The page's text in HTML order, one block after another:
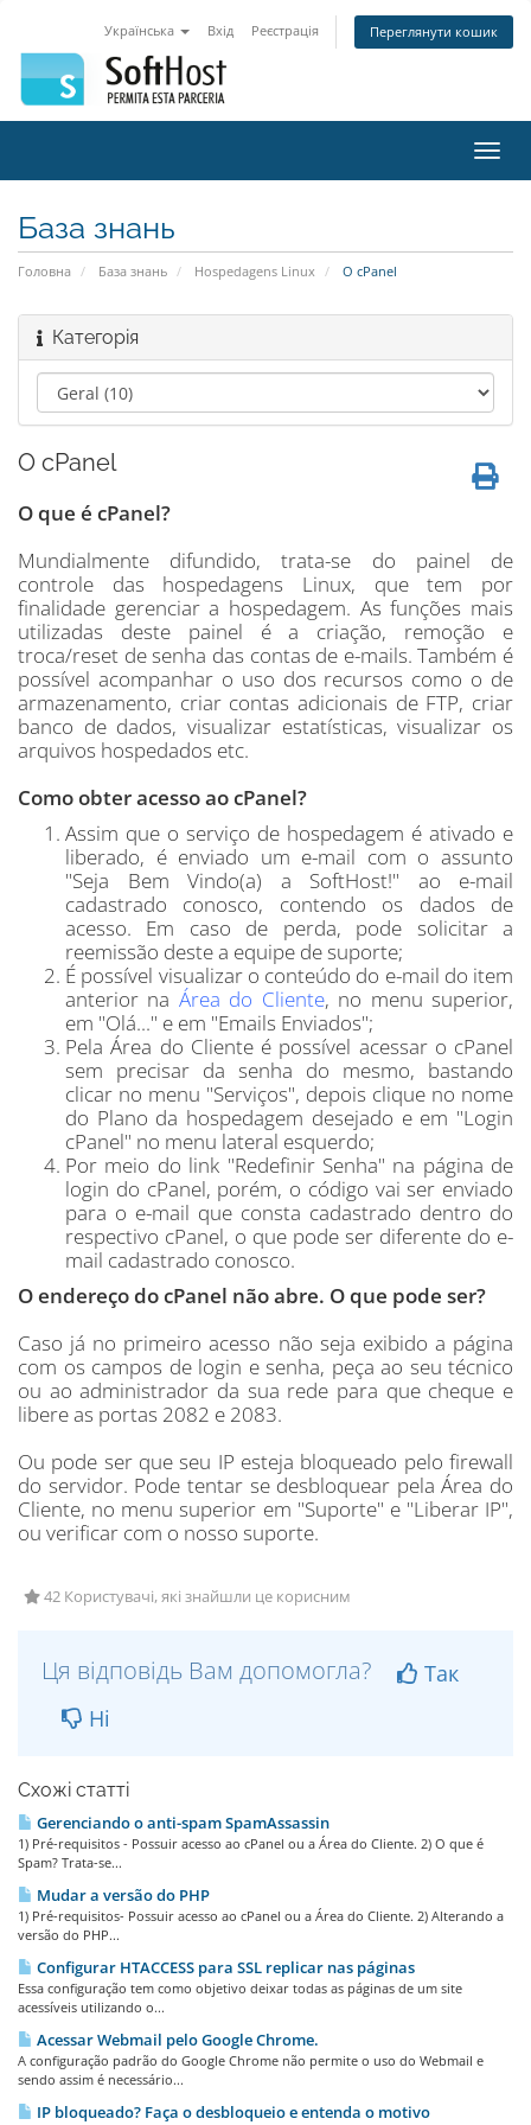
Українська Вхід Реєстрація Переглянути кошик
База знань
Головна База знань Hospedagens Linux O cPanel
Категорія
O cPanel
O que é cPanel?
Mundialmente difundido, trata-se do painel de
controle das hospedagens Linux, que tem por
finalidade gerenciar a hospedagem. As funções mais
utilizadas deste painel é a criação, remoção e
troca/reset de senha das contas de e-mails. Também é
possível acompanhar o uso dos recursos como o de
armazenamento, criar contas adicionais de FTP, criar
banco de dados, visualizar estatísticas, visualizar os
arquivos hospedados etc.
Como obter acesso ao cPanel?
Assim que o serviço de hospedagem é ativado e
liberado, é enviado um e-mail com o assunto
"Seja Bem Vindo(a) a SoftHost!" ao e-mail
cadastrado conosco, contendo os dados de
acesso. Em caso de perda, pode solicitar a
reemissão deste a equipe de suporte;
É possível visualizar o conteúdo do e-mail do item
anterior na Área do Cliente, no menu superior,
em "Olá..." e em "Emails Enviados";
Pela Área do Cliente é possível acessar o cPanel
sem precisar da senha do mesmo, bastando
clicar no menu "Serviços", depois clique no nome
do Plano da hospedagem desejado e em "Login
cPanel" no menu lateral esquerdo;
Por meio do link "Redefinir Senha" na página de
login do cPanel, porém, o código vai ser enviado
para o e-mail que consta cadastrado dentro do
respectivo cPanel, o que pode ser diferente do e-
mail cadastrado conosco.
O endereço do cPanel não abre. O que pode ser?
Caso já no primeiro acesso não seja exibido a página
com os campos de login e senha, peça ao seu técnico
ou ao administrador da sua rede para que cheque e
libere as portas 2082 e 2083.
Ou pode ser que seu IP esteja bloqueado pelo firewall
do servidor. Pode tentar se desbloquear pela Área do
Cliente, no menu superior em "Suporte" e "Liberar IP",
ou verificar com o nosso suporte.
42 Користувачі, які знайшли це корисним
Ця відповідь Вам допомогла?
Так
Ні
Схожі статті
Gerenciando o anti-spam SpamAssassin
1) Pré-requisitos - Possuir acesso ao cPanel ou a Área do Cliente. 2) O que é
Spam? Trata-se...
Mudar a versão do PHP
1) Pré-requisitos- Possuir acesso ao cPanel ou a Área do Cliente. 2) Alterando a
versão do PHP...
Configurar HTACCESS para SSL replicar nas páginas
Essa configuração tem como objetivo deixar todas as páginas de um site
acessíveis utilizando o...
Acessar Webmail pelo Google Chrome.
A configuração padrão do Google Chrome não permite o uso do Webmail e
sendo assim é necessário...
IP bloqueado? Faça o desbloqueio e entenda o motivo